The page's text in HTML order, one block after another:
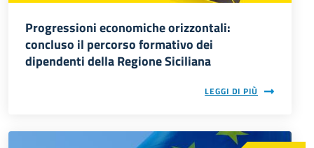
Progressioni economiche orizzontali:
concluso il percorso formativo dei
dipendenti della Regione Siciliana
LEGGI DI PIÙ